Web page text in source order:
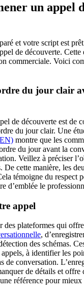
un appel
et votre script est
de découverte.
commerciale. Voici
du jour clair
de découverte est de
du jour clair. Une
montre que les
du jour avant la
Veillez à préciser
De cette manière, les
témoigne du respect
d’emblée le
appel
des plateformes qui
,
des schémas.
appels, à identifier les
de conversation.
de détails et offre
référence pour